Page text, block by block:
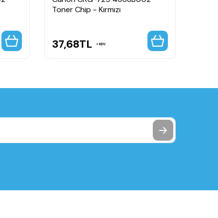
Toner Chip - Kırmızı
37,68TL KDV